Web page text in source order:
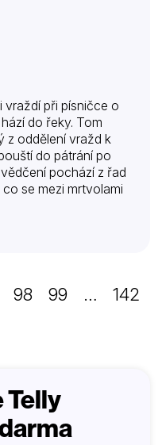
vraždí při písničce o
do řeky. Tom
z oddělení vražd k
do pátrání po
pochází z řad
se mezi mrtvolami
98 99 …
142
Telly